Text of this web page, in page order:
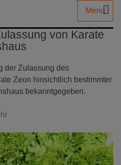
Menu
von Karate
der Zulassung des
Zeon hinsichtlich bestimmter
bekanntgegeben.